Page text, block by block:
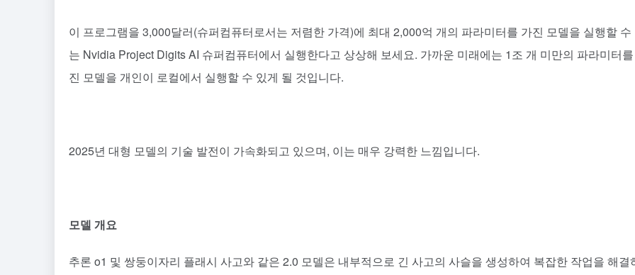
이 프로그램을 3,000달러(슈퍼컴퓨터로서는 저렴한 가격)에 최대 2,000억 개의 파라미터를 가진 모델을 실행할 수
는 Nvidia Project Digits AI 슈퍼컴퓨터에서 실행한다고 상상해 보세요. 가까운 미래에는 1조 개 미만의 파라미터
진 모델을 개인이 로컬에서 실행할 수 있게 될 것입니다.
2025년 대형 모델의 기술 발전이 가속화되고 있으며, 이는 매우 강력한 느낌입니다.
모델 개요
추론 o1 및 쌍둥이자리 플래시 사고와 같은 2.0 모델은 내부적으로 긴 사고의 사슬을 생성하여 복잡한 작업을 해결